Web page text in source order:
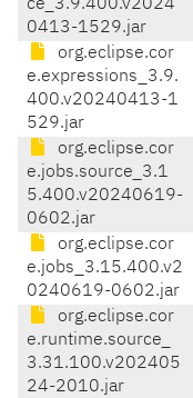
ce_3.9.400.v2024
0413-1529.jar
org.eclipse.cor
e.expressions_3.9.
400.v20240413-1
529.jar
org.eclipse.cor
e.jobs.source_3.1
5.400.v20240619-
0602.jar
org.eclipse.cor
e.jobs_3.15.400.v2
0240619-0602.jar
org.eclipse.cor
e.runtime.source_
3.31.100.v202405
24-2010.jar